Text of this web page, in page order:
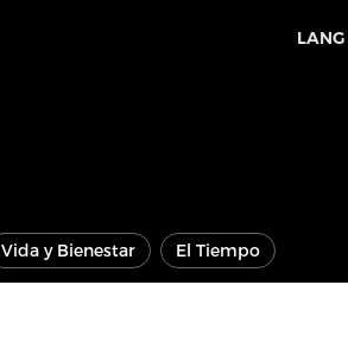
LANG
Vida y Bienestar El Tiempo